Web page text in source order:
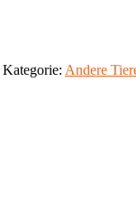
Kategorie: Andere